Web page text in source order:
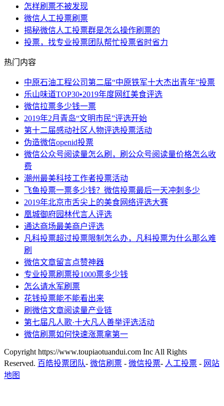
怎样刷票不被发现
微信人工投票刷票
揭秘微信人工投票群是怎么操作刷票的
投票，找专业投票团队帮忙投票省时省力
热门内容
中原石油工程公司第二届“中原铁军十大杰出青年”投票
乐山味道TOP30•2019年度网红美食评选
微信拉票多少钱一票
2019年2月青岛“文明市民”评选开始
第十二届感动社区人物评选投票活动
伪造微信openid投票
微信公众号阅读量怎么刷，刷公众号阅读量价格怎么收
费
潮州最美科技工作者投票活动
飞鱼投票一票多少钱？微信投票最后一天冲刺多少
2019年北京市舌尖上的美食网络评选大赛
凰城御府园林代言人评选
通达商场最美商户评选
凡科投票超过投票限制怎么办，凡科投票为什么那么难
刷
微信文章留言点赞神器
专业投票刷票投1000票多少钱
怎么请水军刷票
花钱投票能不能看出来
刷微信文章阅读量产业链
第七届凡人歌·十大凡人善举评选活动
微信刷票如何快速涨票拿第一
Copyright https://www.toupiaotuandui.com Inc All Rights
Reserved. 百皓投票团队- 微信刷票 - 微信投票- 人工投票 - 网站
地图